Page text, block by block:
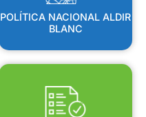
POLÍTICA NACIONAL ALDIR
BLANC
EDITAIS DE FOMENTO